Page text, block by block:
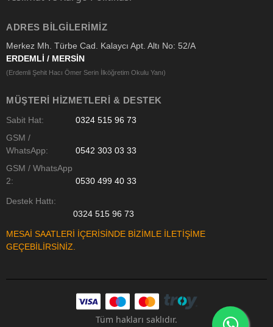
ADRES BILGILERIMIZ
Merkez Mh. Türbe Cad. Kalaycı Apt. Altı No: 52/A
ERDEMLİ / MERSİN
(Erdemli Şehit Hacı Ömer Serin İlköğretim Okulu Yanı)
MÜŞTERI HIZMETLERI & DESTEK
Sabit Hat:
0324 515 96 73
GSM /
WhatsApp:
0542 303 03 33
GSM / WhatsApp
2:
0530 499 40 33
Destek Hattı:
0324 515 96 73
MESAİ SAATLERİ İÇERİSİNDE BİZİMLE İLETİŞİME
GEÇEBİLİRSİNİZ.
Tüm hakları saklıdır.